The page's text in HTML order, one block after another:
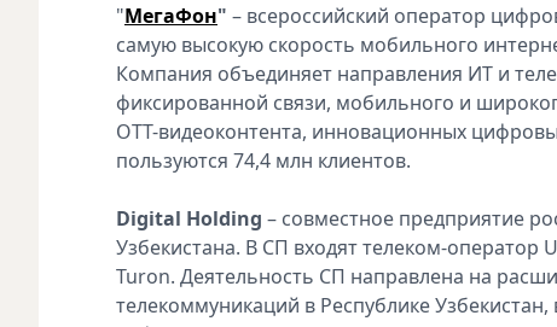
"МегаФон" – всероссийский оператор
самую высокую скорость мобильного
Компания объединяет направления ИТ и
фиксированной связи, мобильного и
OTT-видеоконтента, инновационных
пользуются 74,4 млн клиентов.
Digital Holding – совместное предприятие
Узбекистана. В СП входят телеком-оператор
Turon. Деятельность СП направлена на
телекоммуникаций в Республике